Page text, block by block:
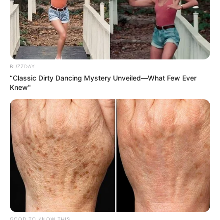
Categoria precisa reforçar a união diante de qualquer
Fazenda.
🏛️ Posicionamento do governo federal
Nesta terça-feira, Conforme publicado noPortal Poder 360, um
dos maiores do Brasil, oministro interino da Fazenda, Dario
Durigan, afirmou que o governo do presidente Luiz Inácio Lula da
Silvapoderá recorrer ao Supremo Tribunal Federal (STF)caso o
PLP 185/2024 avance.É importante lembrar que PEC não passa
por veto do Governo Federal.
BUZZDAY
“Classic Dirty Dancing Mystery Unveiled—What Few Ever
Knew"